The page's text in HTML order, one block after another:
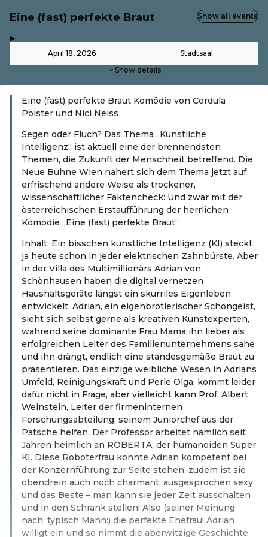
Eine (fast) perfekte Braut
April 18, 2026 Stadtsaal
Show details
Show all events
Eine (fast) perfekte Braut Komödie von Cordula
Polster und Nici Neiss
Segen oder Fluch? Das Thema „Künstliche
Intelligenz“ ist aktuell eine der brennendsten
Themen, die Zukunft der Menschheit betreffend. Die
Neue Bühne Wien nähert sich dem Thema jetzt auf
erfrischend andere Weise als trockener,
wissenschaftlicher Faktencheck: Und zwar mit der
österreichischen Erstaufführung der herrlichen
Komödie „Eine (fast) perfekte Braut“
Inhalt: Ein bisschen künstliche Intelligenz (KI) steckt
ja heute schon in jeder elektrischen Zahnbürste. Aber
in der Villa des Multimillionärs Adrian von
Schönhausen haben die digital vernetzen
Haushaltsgeräte längst ein skurriles Eigenleben
entwickelt. Adrian, ein eigenbrötlerischer Schöngeist,
sieht sich selbst gerne als kreativen Kunstexperten,
während seine dominante Frau Mama ihn lieber als
erfolgreichen Leiter des Familienunternehmens sähe
und ihn drängt, endlich eine standesgemäße Braut zu
präsentieren. Das einzige weibliche Wesen in Adrians
Umfeld, Reinigungskraft und Perle Olga, kommt leider
dafür nicht in Frage, aber vielleicht kann Prof. Albert
Weinstein, Leiter der firmeninternen
Forschungsabteilung, seinem Juniorchef aus der
Patsche helfen. Der Professor arbeitet nämlich seit
Jahren heimlich an ROBERTA, der humanoiden Super
KI. Diese Roboterfrau könnte Adrian kompetent bei
der Konzernführung zur Seite stehen, zudem ist sie
obendrein auch noch charmant, ausgesprochen sexy
und das Beste – man kann sie jeder Zeit ausschalten
und in den Schrank stellen! Also (seiner Meinung
nach, typisch Mann:) die perfekte Ehefrau! Adrian
willigt ein und so nimmt die aberwitzige Geschichte